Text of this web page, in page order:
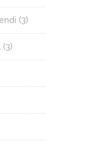
(3)
(3)